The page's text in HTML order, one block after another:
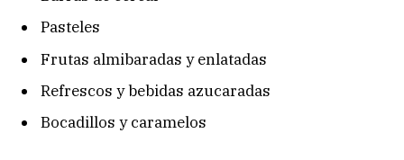
Pasteles
Frutas almibaradas y enlatadas
Refrescos y bebidas azucaradas
Bocadillos y caramelos